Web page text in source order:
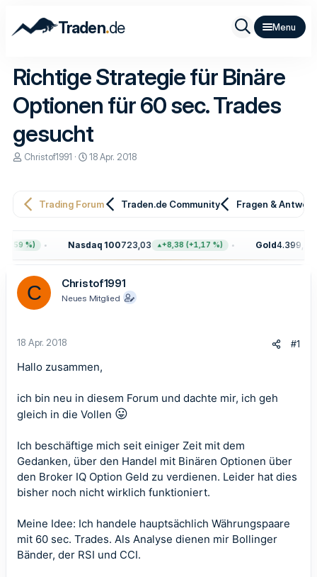
Traden.de
Richtige Strategie für Binäre
Optionen für 60 sec. Trades
gesucht
E
e
r
Christof1991
E
e
a
m
18 Apr. 2018
Trading Forum Traden.de Community Fragen &
%) Nasdaq 100723,03 +8,38 (+1,17 %) Gold4.399,20
C Christof1991
Neues Mitglied
18 Apr. 2018 #1
Hallo zusammen,
ich bin neu in diesem Forum und dachte mir, ich geh
gleich in die Vollen 😛
Ich beschäftige mich seit einiger Zeit mit dem
Gedanken, über den Handel mit Binären Optionen über
den Broker IQ Option Geld zu verdienen. Leider hat dies
bisher noch nicht wirklich funktioniert.
Meine Idee: Ich handele hauptsächlich Währungspaare
mit 60 sec. Trades. Als Analyse dienen mir Bollinger
Bänder, der RSI und CCI.